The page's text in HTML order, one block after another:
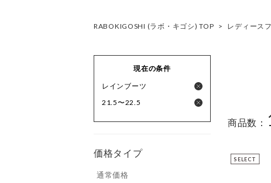
RABOKIGOSHI (ラボ・キゴシ) TOP > レディース
現在の条件
レインブーツ
21.5〜22.5
価格タイプ
通常価格
商品数：
SELECT